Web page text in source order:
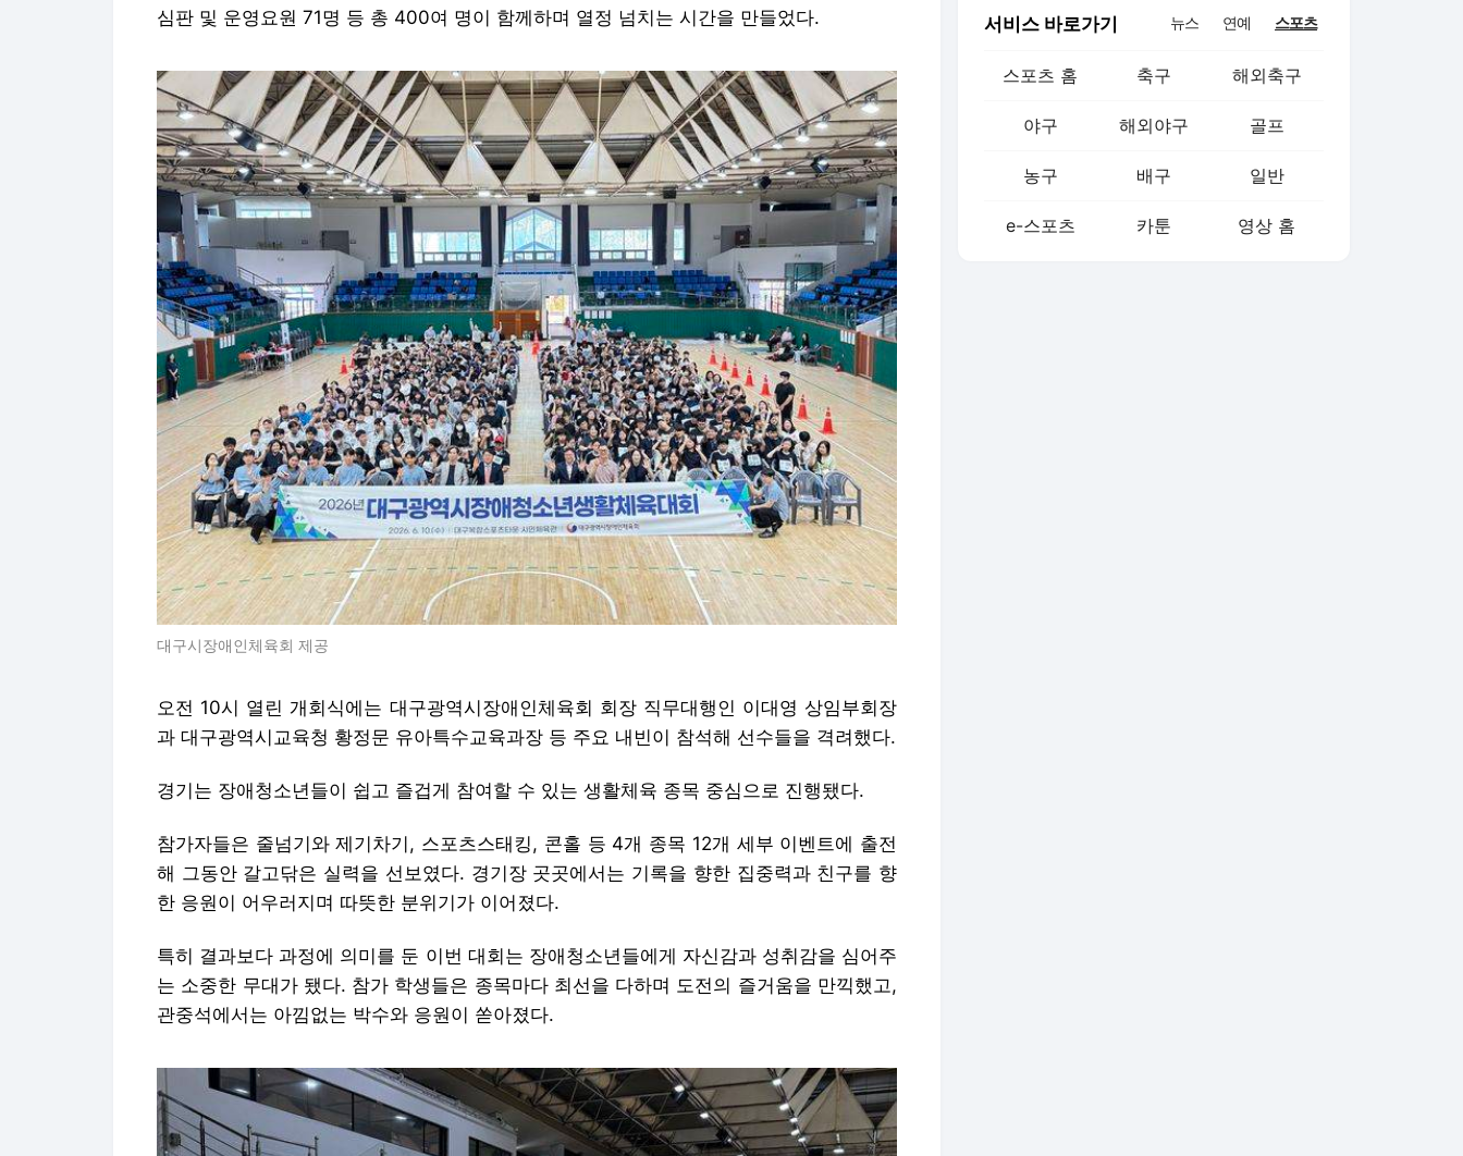
심판 및 운영요원 71명 등 총 400여 명이 함께하며 열정 넘치는 시간을 만들었다.
대구시장애인체육회 제공
오전 10시 열린 개회식에는 대구광역시장애인체육회 회장 직무대행인 이대영 상임부회장
과 대구광역시교육청 황정문 유아특수교육과장 등 주요 내빈이 참석해 선수들을 격려했다.
경기는 장애청소년들이 쉽고 즐겁게 참여할 수 있는 생활체육 종목 중심으로 진행됐다.
참가자들은 줄넘기와 제기차기, 스포츠스태킹, 콘홀 등 4개 종목 12개 세부 이벤트에 출전
해 그동안 갈고닦은 실력을 선보였다. 경기장 곳곳에서는 기록을 향한 집중력과 친구를 향
한 응원이 어우러지며 따뜻한 분위기가 이어졌다.
특히 결과보다 과정에 의미를 둔 이번 대회는 장애청소년들에게 자신감과 성취감을 심어주
는 소중한 무대가 됐다. 참가 학생들은 종목마다 최선을 다하며 도전의 즐거움을 만끽했고,
관중석에서는 아낌없는 박수와 응원이 쏟아졌다.
서비스 바로가기 뉴스 연예 스포츠
스포츠 홈 축구 해외축구
야구 해외야구 골프
농구 배구 일반
e-스포츠 카툰 영상 홈